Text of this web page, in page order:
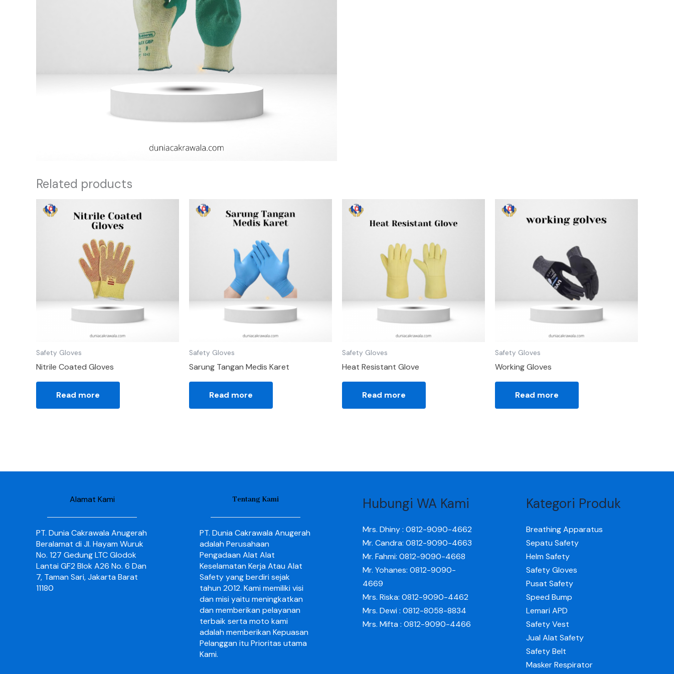
Related products
Safety Gloves
Nitrile Coated Gloves
Read more
Safety Gloves
Sarung Tangan Medis Karet
Read more
Safety Gloves
Heat Resistant Glove
Read more
Safety Gloves
Working Gloves
Read more
Alamat Kami
PT. Dunia Cakrawala Anugerah
Beralamat di Jl. Hayam Wuruk
No. 127 Gedung LTC Glodok
Lantai GF2 Blok A26 No. 6 Dan
7, Taman Sari, Jakarta Barat
11180
Tentang Kami
PT. Dunia Cakrawala Anugerah
adalah Perusahaan
Pengadaan Alat Alat
Keselamatan Kerja Atau Alat
Safety yang berdiri sejak
tahun 2012. Kami memiliki visi
dan misi yaitu meningkatkan
dan memberikan pelayanan
terbaik serta moto kami
adalah memberikan Kepuasan
Pelanggan itu Prioritas utama
Kami.
Hubungi WA Kami
Mrs. Dhiny : 0812-9090-4662
Mr. Candra: 0812-9090-4663
Mr. Fahmi: 0812-9090-4668
Mr. Yohanes: 0812-9090-
4669
Mrs. Riska: 0812-9090-4462
Mrs. Dewi : 0812-8058-8834
Mrs. Mifta : 0812-9090-4466
Kategori Produk
Breathing Apparatus
Sepatu Safety
Helm Safety
Safety Gloves
Pusat Safety
Speed Bump
Lemari APD
Safety Vest
Jual Alat Safety
Safety Belt
Masker Respirator